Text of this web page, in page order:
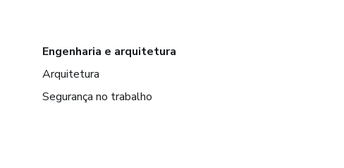
Engenharia e arquitetura
Arquitetura
Segurança no trabalho